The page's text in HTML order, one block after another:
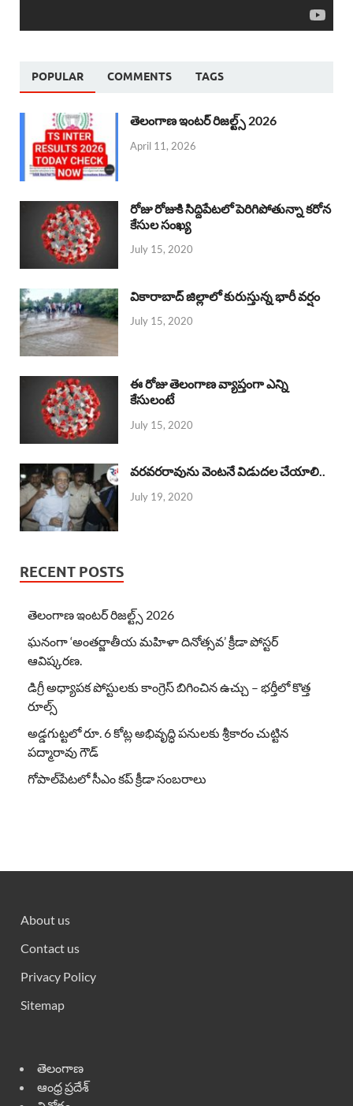
POPULAR COMMENTS TAGS
తెలంగాణ ఇంటర్ రిజల్ట్స్ 2026
April 11, 2026
రోజు రోజుకి సిద్దిపేటలో పెరిగిపోతున్నా కరోన
కేసుల సంఖ్య
July 15, 2020
వికారాబాద్ జిల్లాలో కురుస్తున్న భారీ వర్షం
July 15, 2020
ఈ రోజు తెలంగాణ వ్యాప్తంగా ఎన్ని
కేసులంటే
July 15, 2020
వరవరరావును వెంటనే విడుదల చేయాలి..
July 19, 2020
RECENT POSTS
తెలంగాణ ఇంటర్ రిజల్ట్స్ 2026
ఘనంగా ‘అంతర్జాతీయ మహిళా దినోత్సవ’ క్రీడా పోస్టర్
ఆవిష్కరణ.
డిగ్రీ అధ్యాపక పోస్టులకు కాంగ్రెస్ బిగించిన ఉచ్చు – భర్తీలో కొత్త
రూల్స్
అడ్డగుట్టలో రూ. 6 కోట్ల అభివృద్ధి పనులకు శ్రీకారం చుట్టిన
పద్మారావు గౌడ్
గోపాల్‌పేటలో సీఎం కప్ క్రీడా సంబరాలు
About us
Contact us
Privacy Policy
Sitemap
తెలంగాణ
ఆంధ్ర ప్రదేశ్